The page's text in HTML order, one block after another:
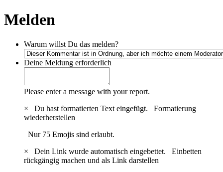
Melden
Warum willst Du das melden?
Deine Meldung erforderlich
Please enter a message with your report.
×
Du hast formatierten Text eingefügt. Formatierung
wiederherstellen
Nur 75 Emojis sind erlaubt.
×
Dein Link wurde automatisch eingebettet. Einbetten
rückgängig machen und als Link darstellen